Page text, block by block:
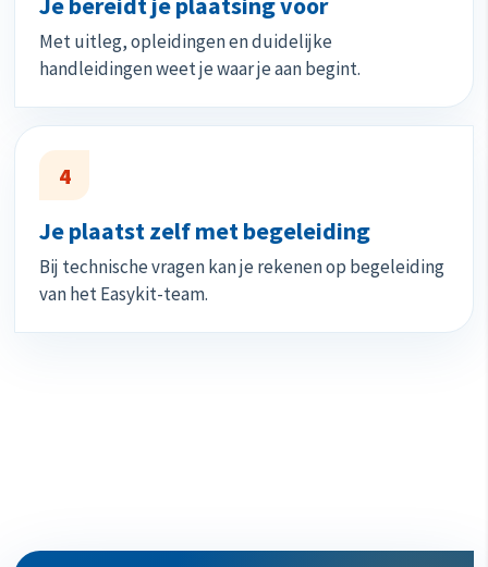
Met uitleg, opleidingen en duidelijke
handleidingen weet je waar je aan begint.
4
Je plaatst zelf met begeleiding
Bij technische vragen kan je rekenen op begeleiding
van het Easykit-team.